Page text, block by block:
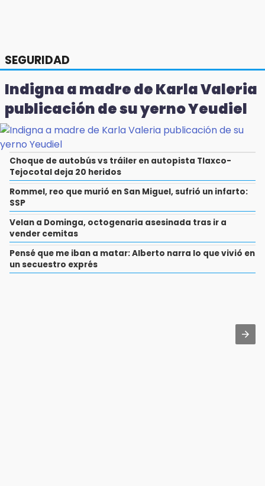
SEGURIDAD
Indigna a madre de Karla Valeria
publicación de su yerno Yeudiel
Choque de autobús vs tráiler en autopista Tlaxco-
Tejocotal deja 20 heridos
Rommel, reo que murió en San Miguel, sufrió un infarto:
SSP
Velan a Dominga, octogenaria asesinada tras ir a
vender cemitas
Pensé que me iban a matar: Alberto narra lo que vivió en
un secuestro exprés